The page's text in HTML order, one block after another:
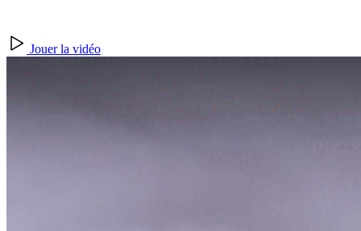
Jouer la vidéo